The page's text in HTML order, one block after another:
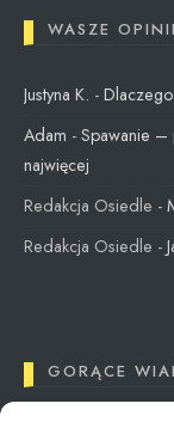
WASZE
Justyna K. -
Adam - Spawanie –
najwięcej
Redakcja Osiedle -
Redakcja Osiedle -
GORĄCE